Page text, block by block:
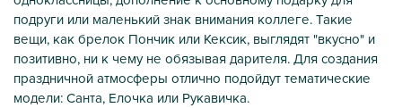
подруги или маленький знак внимания коллеге. Такие
вещи, как брелок Пончик или Кексик, выглядят "вкусно" и
позитивно, ни к чему не обязывая дарителя. Для создания
праздничной атмосферы отлично подойдут тематические
модели: Санта, Елочка или Рукавичка.